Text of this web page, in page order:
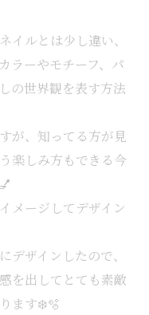
イルとは少し違い、
ラーやモチーフ、パ
の世界観を表す方法
が、知ってる方が見
楽しみ方もできる今
メージしてデザイン
デザインしたので、
を出してとても素敵
ます❄️🫧